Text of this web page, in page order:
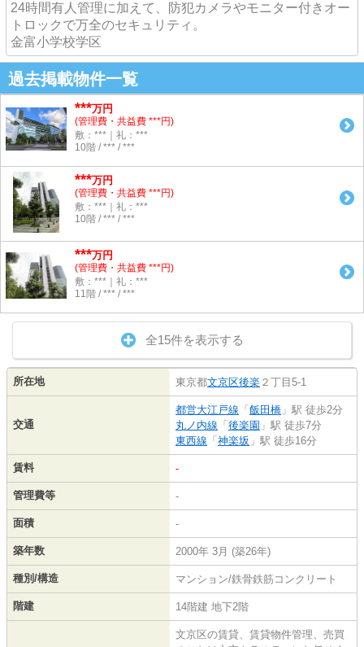
24時間有人管理に加えて、防犯カメラやモニター付きオー
トロックで万全のセキュリティ。
金富小学校学区
過去掲載物件一覧
***万円
(管理費・共益費 ***円)
敷：***｜礼：***
10階 / *** / ***
***万円
(管理費・共益費 ***円)
敷：***｜礼：***
10階 / *** / ***
***万円
(管理費・共益費 ***円)
敷：***｜礼：***
11階 / *** / ***
全15件を表示する
所在地 東京都文京区後楽 ２丁目5-1
交通
都営大江戸線 「 飯田橋 」駅 徒歩2分
丸ノ内線 「 後楽園 」駅 徒歩7分
東西線 「 神楽坂 」駅 徒歩16分
賃料 -
管理費等 -
面積 -
築年数 2000年 3月 (築26年)
種別/構造 マンション/鉄骨鉄筋コンクリート
階建 14階建 地下2階
文京区の賃貸、賃貸物件管理、売買